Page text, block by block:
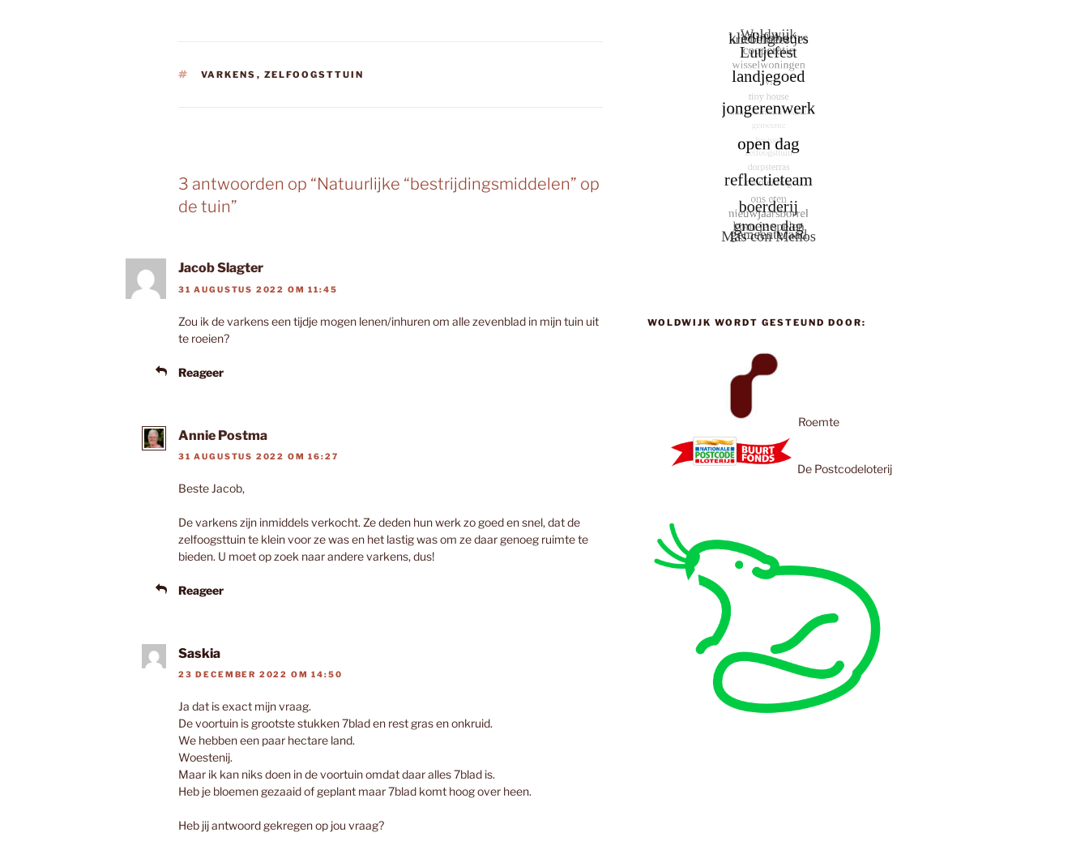
TAGS
VARKENS , ZELFOOGSTTUIN
3 antwoorden op “Natuurlijke “bestrijdingsmiddelen” op
de tuin”
Jacob Slagter
31 AUGUSTUS 2022 OM 11:45
Zou ik de varkens een tijdje mogen lenen/inhuren om alle zevenblad in mijn tuin uit
te roeien?
Reageer
Annie Postma
31 AUGUSTUS 2022 OM 16:27
Beste Jacob,
De varkens zijn inmiddels verkocht. Ze deden hun werk zo goed en snel, dat de
zelfoogsttuin te klein voor ze was en het lastig was om ze daar genoeg ruimte te
bieden. U moet op zoek naar andere varkens, dus!
Reageer
Saskia
23 DECEMBER 2022 OM 14:50
Ja dat is exact mijn vraag.
De voortuin is grootste stukken 7blad en rest gras en onkruid.
We hebben een paar hectare land.
Woestenij.
Maar ik kan niks doen in de voortuin omdat daar alles 7blad is.
Heb je bloemen gezaaid of geplant maar 7blad komt hoog over heen.
Heb jij antwoord gekregen op jou vraag?
WOLDWIJK WORDT GESTEUND DOOR:
Roemte
De Postcodeloterij